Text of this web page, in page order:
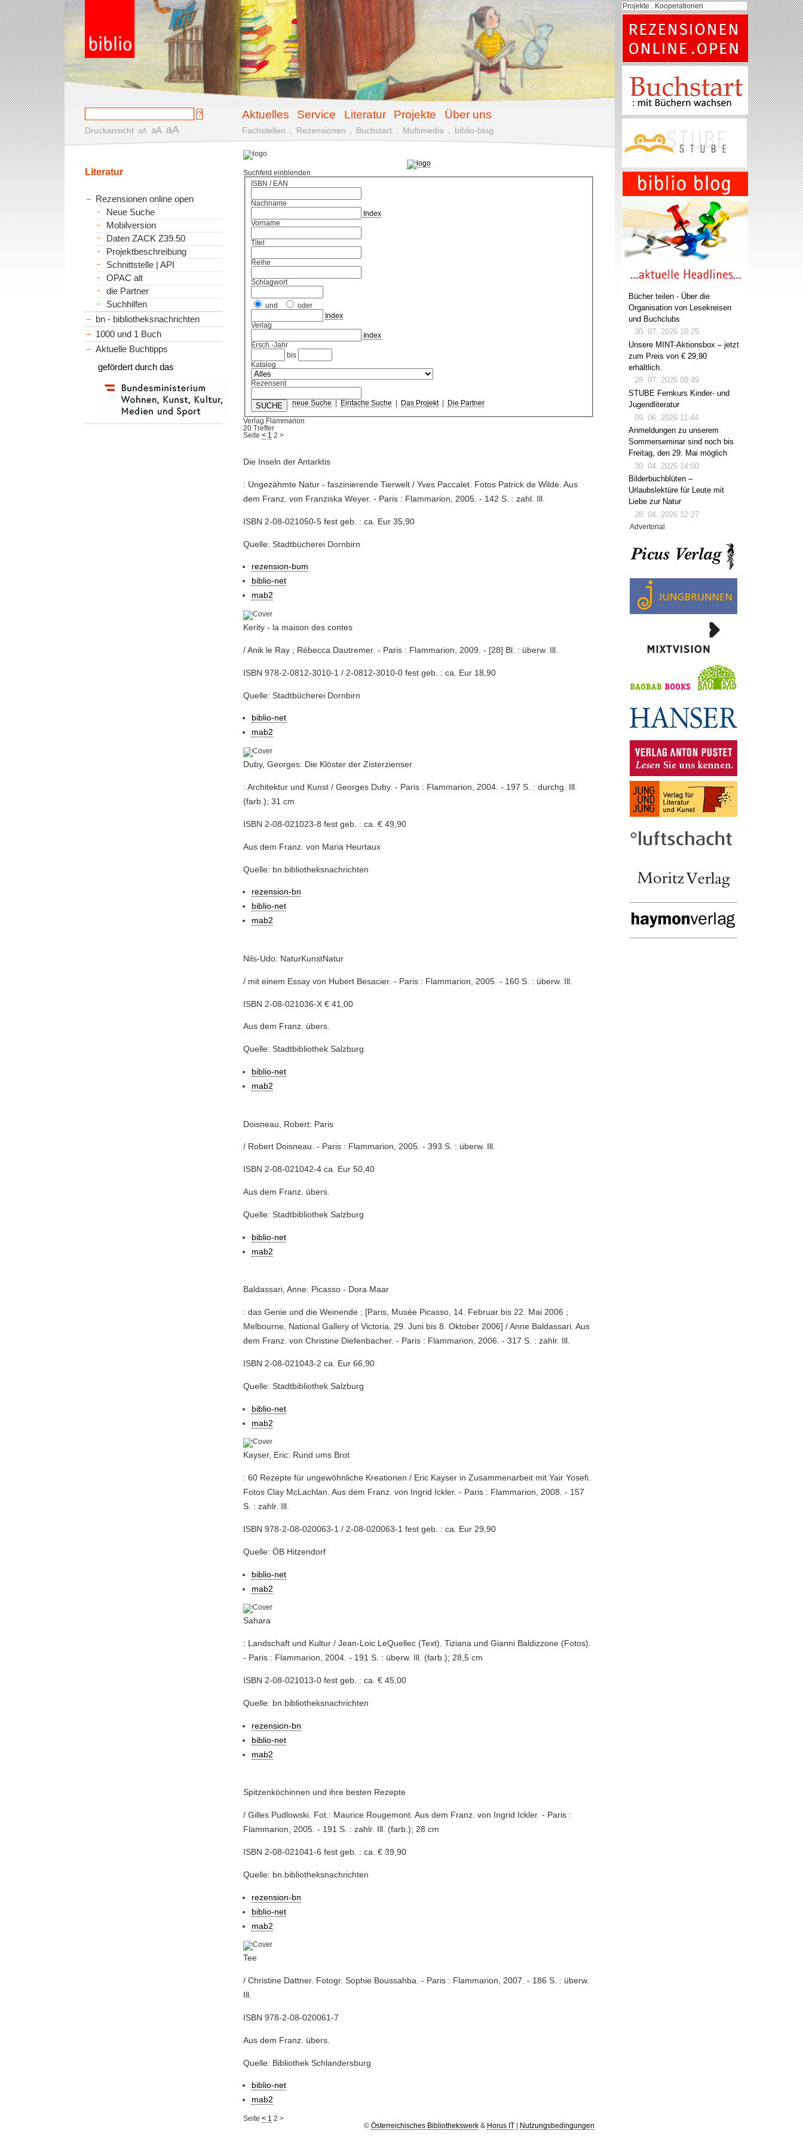
Aktuelles Service Literatur Projekte Über uns
Druckansicht aA aA aA Fachstellen Rezensionen Buchstart Multimedia biblio-blog
Suchfeld einblenden
ISBN / EAN
Nachname
Index
Vorname
Titel
Reihe
Schlagwort
und
oder
Index
Verlag
Index
Ersch.-Jahr
bis
Katalog
Rezensent
neue Suche Einfache Suche Das Projekt| Die Partner
Verlag Flammarion
20 Treffer
Seite< 1 2 >
Die Inseln der Antarktis
: Ungezähmte Natur - faszinierende Tierwelt / Yves Paccalet. Fotos Patrick de Wilde. Aus
dem Franz. von Franziska Weyer. - Paris : Flammarion, 2005. - 142 S. : zahl. Ill.
ISBN 2-08-021050-5 fest geb. : ca. Eur 35,90
Quelle: Stadtbücherei Dornbirn
rezension-bum
biblio-net
mab2
Kerity - la maison des contes
/ Anik le Ray ; Rébecca Dautremer. - Paris : Flammarion, 2009. - [28] Bl. : überw. Ill.
ISBN 978-2-0812-3010-1 / 2-0812-3010-0 fest geb. : ca. Eur 18,90
Quelle: Stadtbücherei Dornbirn
biblio-net
mab2
Duby, Georges: Die Klöster der Zisterzienser
: Architektur und Kunst / Georges Duby. - Paris : Flammarion, 2004. - 197 S. : durchg. Ill.
(farb.); 31 cm
ISBN 2-08-021023-8 fest geb. : ca. € 49,90
Aus dem Franz. von Maria Heurtaux
Quelle: bn.bibliotheksnachrichten
rezension-bn
biblio-net
mab2
Nils-Udo: NaturKunstNatur
/ mit einem Essay von Hubert Besacier. - Paris : Flammarion, 2005. - 160 S. : überw. Ill.
ISBN 2-08-021036-X € 41,00
Aus dem Franz. übers.
Quelle: Stadtbibliothek Salzburg
biblio-net
mab2
Doisneau, Robert: Paris
/ Robert Doisneau. - Paris : Flammarion, 2005. - 393 S. : überw. Ill.
ISBN 2-08-021042-4 ca. Eur 50,40
Aus dem Franz. übers.
Quelle: Stadtbibliothek Salzburg
biblio-net
mab2
Baldassari, Anne: Picasso - Dora Maar
: das Genie und die Weinende ; [Paris, Musée Picasso, 14. Februar bis 22. Mai 2006 ;
Melbourne, National Gallery of Victoria, 29. Juni bis 8. Oktober 2006] / Anne Baldassari. Aus
dem Franz. von Christine Diefenbacher. - Paris : Flammarion, 2006. - 317 S. : zahlr. Ill.
ISBN 2-08-021043-2 ca. Eur 66,90
Quelle: Stadtbibliothek Salzburg
biblio-net
mab2
Kayser, Eric: Rund ums Brot
: 60 Rezepte für ungewöhnliche Kreationen / Eric Kayser in Zusammenarbeit mit Yair Yosefi.
Fotos Clay McLachlan. Aus dem Franz. von Ingrid Ickler. - Paris : Flammarion, 2008. - 157
S. : zahlr. Ill.
ISBN 978-2-08-020063-1 / 2-08-020063-1 fest geb. : ca. Eur 29,90
Quelle: ÖB Hitzendorf
biblio-net
mab2
Sahara
: Landschaft und Kultur / Jean-Loic LeQuellec (Text). Tiziana und Gianni Baldizzone (Fotos).
- Paris : Flammarion, 2004. - 191 S. : überw. Ill. (farb.); 28,5 cm
ISBN 2-08-021013-0 fest geb. : ca. € 45,00
Quelle: bn.bibliotheksnachrichten
rezension-bn
biblio-net
mab2
Spitzenköchinnen und ihre besten Rezepte
/ Gilles Pudlowski. Fot.: Maurice Rougemont. Aus dem Franz. von Ingrid Ickler. - Paris :
Flammarion, 2005. - 191 S. : zahlr. Ill. (farb.); 28 cm
ISBN 2-08-021041-6 fest geb. : ca. € 39,90
Quelle: bn.bibliotheksnachrichten
rezension-bn
biblio-net
mab2
Tee
/ Christine Dattner. Fotogr. Sophie Boussahba. - Paris : Flammarion, 2007. - 186 S. : überw.
Ill.
ISBN 978-2-08-020061-7
Aus dem Franz. übers.
Quelle: Bibliothek Schlandersburg
biblio-net
mab2
Seite< 1 2 >
© Österreichisches Bibliothekswerk& Horus IT Nutzungsbedingungen
Literatur
Rezensionen online open
Neue Suche
Mobilversion
Daten ZACK Z39.50
Projektbeschreibung
Schnittstelle | API
OPAC alt
die Partner
Suchhilfen
bn - bibliotheksnachrichten
1000 und 1 Buch
Aktuelle Buchtipps
gefördert durch das
Projekte . Kooperationen
Bücher teilen - Über die
Organisation von Lesekreisen
und Buchclubs
30. 07. 2026 10:25
Unsere MINT-Aktionsbox – jetzt
zum Preis von € 29,90
erhältlich.
28. 07. 2026 09:49
STUBE Fernkurs Kinder- und
Jugendliteratur
09. 06. 2026 11:44
Anmeldungen zu unserem
Sommerseminar sind noch bis
Freitag, den 29. Mai möglich
30. 04. 2026 14:00
Bilderbuchblüten –
Urlaubslektüre für Leute mit
Liebe zur Natur
28. 04. 2026 12:27
Advertorial